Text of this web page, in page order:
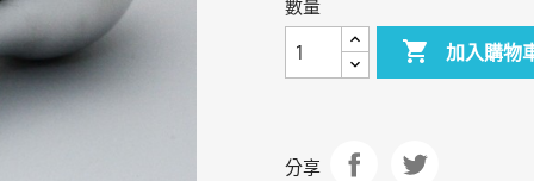
數量
 加入購物
分享